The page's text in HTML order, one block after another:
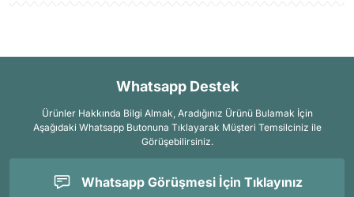
Whatsapp Destek
Ürünler Hakkında Bilgi Almak, Aradığınız Ürünü Bulamak İçin
Aşağıdaki Whatsapp Butonuna Tıklayarak Müşteri Temsilciniz ile
Görüşebilirsiniz.
Whatsapp Görüşmesi İçin Tıklayınız